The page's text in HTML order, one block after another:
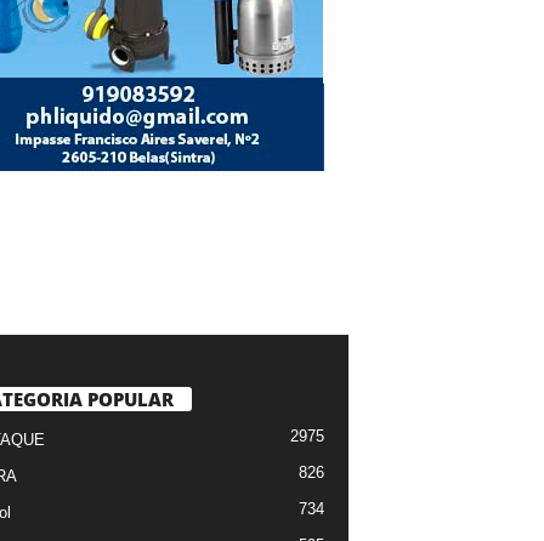
POPULAR
2975
826
734